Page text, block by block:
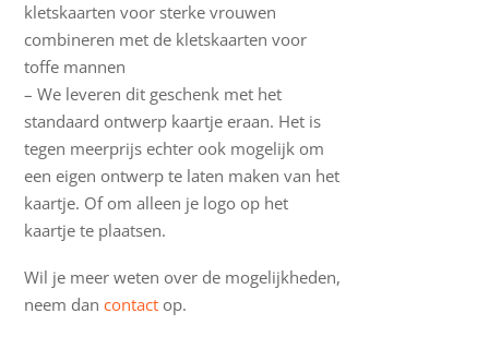
kletskaarten voor sterke vrouwen
combineren met de kletskaarten voor
toffe mannen
– We leveren dit geschenk met het
standaard ontwerp kaartje eraan. Het is
tegen meerprijs echter ook mogelijk om
een eigen ontwerp te laten maken van het
kaartje. Of om alleen je logo op het
kaartje te plaatsen.
Wil je meer weten over de mogelijkheden,
neem dancontact op.